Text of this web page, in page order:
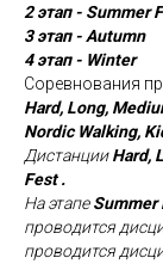
2 этап - Summer
3 этап - Autumn
4 этап - Winter
Соревнования
Hard, Long,
Nordic Walking,
ДистанцииHard,
Fest .
На этапеSummer
проводится
проводится